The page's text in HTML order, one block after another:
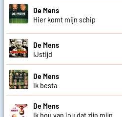
De Mens
Hier komt mijn schip
De Mens
IJstijd
De Mens
Ik besta
De Mens
Ik hou van jou dat zijn mijn